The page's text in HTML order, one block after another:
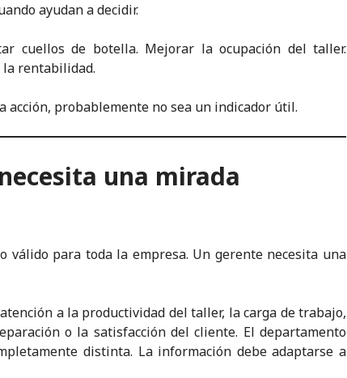
ayudan a decidir.
cuellos de botella. Mejorar la ocupación del taller.
rentabilidad.
acción, probablemente no sea un indicador útil.
una mirada
válido para toda la empresa. Un gerente necesita una
a la productividad del taller, la carga de trabajo,
o la satisfacción del cliente. El departamento
distinta. La información debe adaptarse a